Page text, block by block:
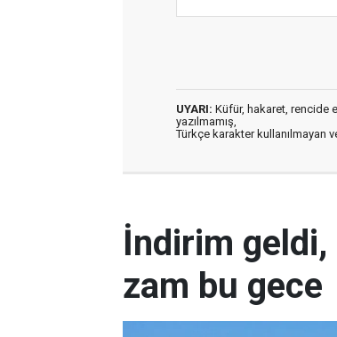
UYARI: Küfür, hakaret, rencide
yazılmamış,
Türkçe karakter kullanılmayan
İndirim geldi,
zam bu gece